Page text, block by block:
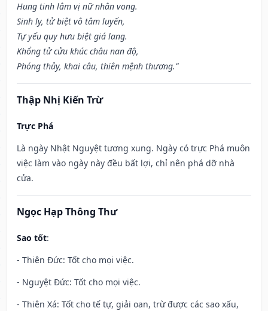
Hung tinh lâm vị nữ nhân vong.
Sinh ly, tử biệt vô tâm luyến,
Tự yếu quy hưu biệt giá lang.
Khổng tử cửu khúc châu nan độ,
Phóng thủy, khai câu, thiên mệnh thương.”
Thập Nhị Kiến Trừ
Trực Phá
Là ngày Nhật Nguyệt tương xung. Ngày có trực Phá muôn
việc làm vào ngày này đều bất lợi, chỉ nên phá dỡ nhà
cửa.
Ngọc Hạp Thông Thư
Sao tốt:
- Thiên Đức: Tốt cho mọi việc.
- Nguyệt Đức: Tốt cho mọi việc.
- Thiên Xá: Tốt cho tế tự, giải oan, trừ được các sao xấu,